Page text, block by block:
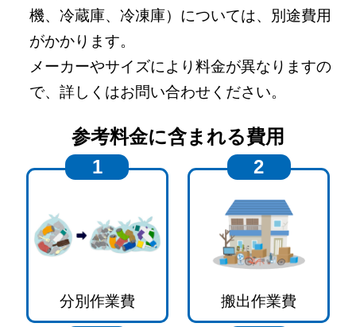
機、冷蔵庫、冷凍庫）については、別途費用
がかかります。
メーカーやサイズにより料金が異なりますの
で、詳しくはお問い合わせください。
参考料金に含まれる費用
1
分別作業費
2
搬出作業費